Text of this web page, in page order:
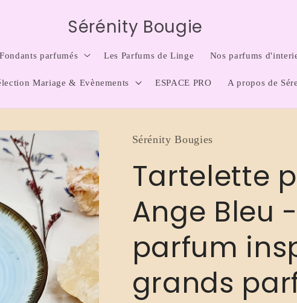
Sérénity Bougie
parfumés Les Parfums de Linge Nos parfums
Mariage & Evènements ESPACE PRO A propos de
Sérénity Bougies
Tartelette
Ange Bleu
parfum
grands